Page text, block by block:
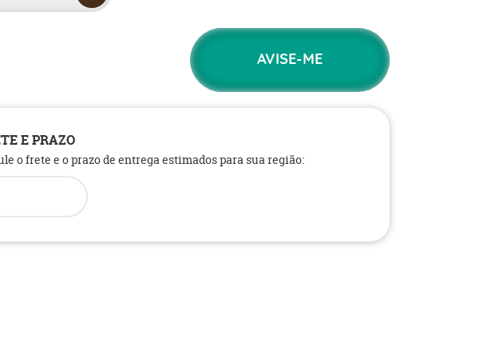
AVISE-ME
E PRAZO
o frete e o prazo de entrega estimados para sua região: